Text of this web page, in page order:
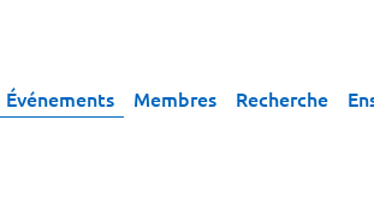
Événements Membres Recherche